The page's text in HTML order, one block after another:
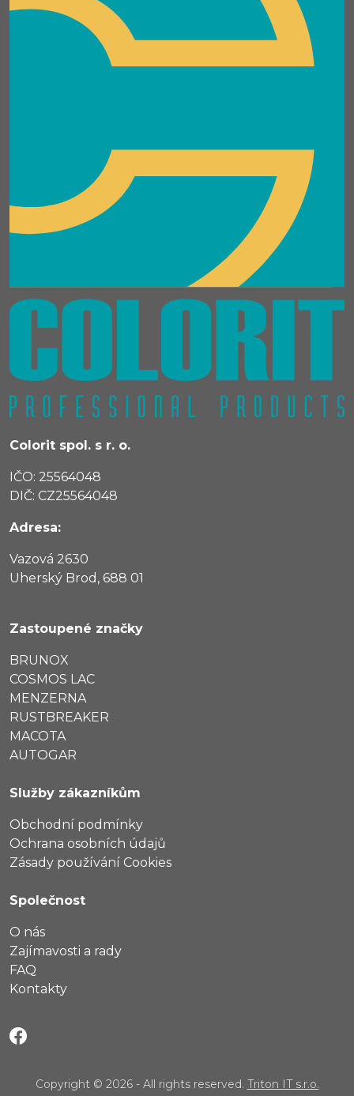
Colorit spol. s r. o.
IČO: 25564048
DIČ: CZ25564048
Adresa:
Vazová 2630
Uherský Brod, 688 01
Zastoupené značky
BRUNOX
COSMOS LAC
MENZERNA
RUSTBREAKER
MACOTA
AUTOGAR
Služby zákazníkům
Obchodní podmínky
Ochrana osobních údajů
Zásady používání Cookies
Společnost
O nás
Zajímavosti a rady
FAQ
Kontakty
Copyright © 2026 - All rights reserved. Triton IT s.r.o.